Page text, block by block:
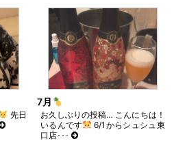
先日
7月
お久しぶりの投稿… こんにちは！
いるんです
6/1からシュシュ東
口店･･･